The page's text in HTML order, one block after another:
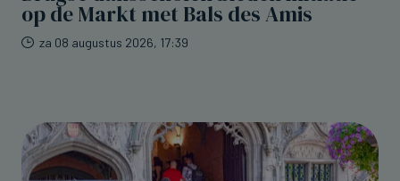
op de Markt met Bals des Amis
za 08 augustus 2026, 17:39